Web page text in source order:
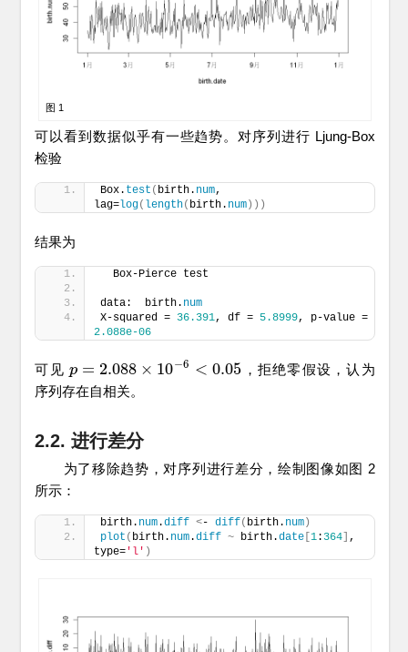
图 1
可以看到数据似乎有一些趋势。对序列进行 Ljung-Box
检验
Box. test ( birth. num,
lag=log( length( birth. num )))
结果为
  Box-Pierce test
data:  birth. num
X-squared = 36.391, df = 5.8999
2.088e-06
可见p = 2.088 × 10−6 < 0.05
p=2.088×10 −6 <0.05
，拒绝零假设，认为
序列存在自相关。
2.2. 进行差分
为了移除趋势，对序列进行差分，绘制图像如图 2
所示：
birth. num.diff <- diff( birth. num )
plot ( birth. num.diff ~ birth.date [1: 364 ,
type= 'l' )